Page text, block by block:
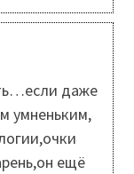
даже
умненьким,
ещё